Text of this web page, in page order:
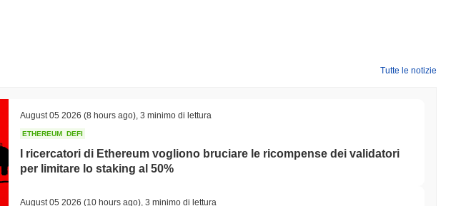
Tutte le notizie
August 05 2026 (8 hours ago) 3 minimo di lettura
ETHEREUM DEFI
I ricercatori di Ethereum vogliono bruciare le ricompense dei validatori
per limitare lo staking al 50%
August 05 2026 (10 hours ago) 3 minimo di lettura